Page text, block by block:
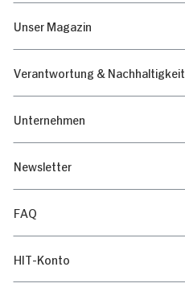
Unser Magazin
Verantwortung & Nachhaltigkeit
Unternehmen
Newsletter
FAQ
HIT-Konto